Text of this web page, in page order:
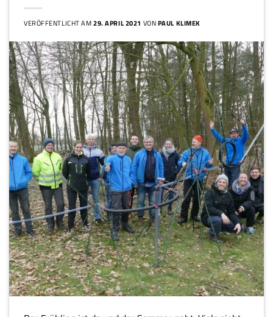
VERÖFFENTLICHT AM29. APRIL 2021 VONPAUL KLIMEK